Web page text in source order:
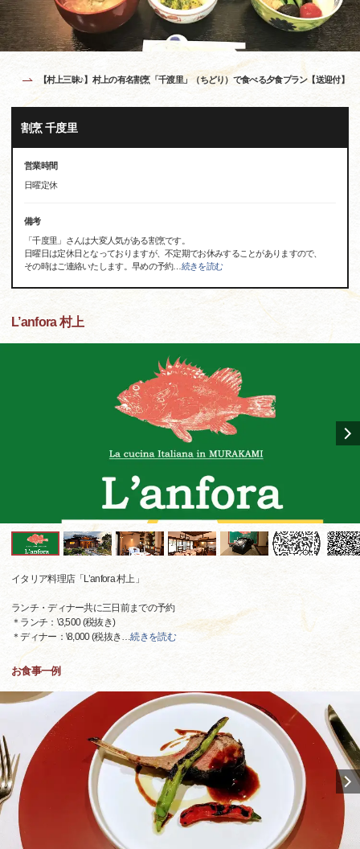
【村上三昧♪】村上の有名割烹「千渡里」（ちどり）で食べる夕食プラン【送迎付】
割烹 千度里
営業時間
日曜定休
備考
「千度里」さんは大変人気がある割烹です。
日曜日は定休日となっておりますが、不定期でお休みすることがありますので、
その時はご連絡いたします。早めの予約… 続きを読む
L’anfora 村上
イタリア料理店「L’anfora 村上」
ランチ・ディナー共に三日前までの予約
＊ランチ：\3,500 (税抜き)
＊ディナー：\8,000 (税抜き…続きを読む
お食事一例